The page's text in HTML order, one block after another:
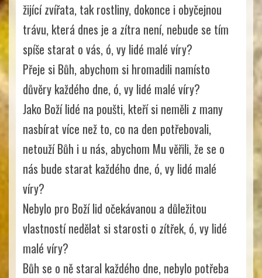
žijící zvířata, tak rostliny, dokonce i obyčejnou
trávu, která dnes je a zítra není, nebude se tím
spíše starat o vás, ó, vy lidé malé víry?
Přeje si Bůh, abychom si hromadili namísto
důvěry každého dne, ó, vy lidé malé víry?
Jako Boží lidé na poušti, kteří si neměli z many
nasbírat více než to, co na den potřebovali,
netouží Bůh i u nás, abychom Mu věřili, že se o
nás bude starat každého dne, ó, vy lidé malé
víry?
Nebylo pro Boží lid očekávanou a důležitou
vlastností nedělat si starosti o zítřek, ó, vy lidé
malé víry?
Bůh se o ně staral každého dne, nebylo potřeba